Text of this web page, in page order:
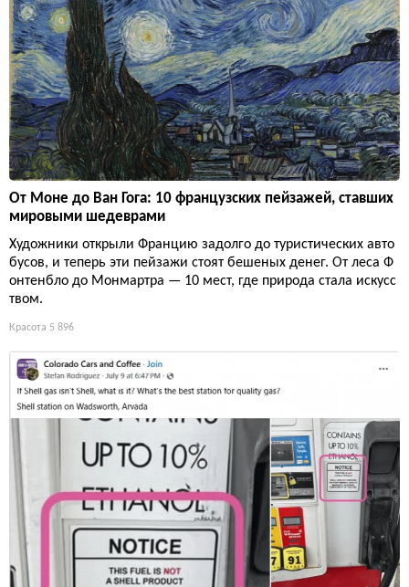
От Моне до Ван Гога: 10 французских пейзажей, ставших
мировыми шедеврами
Художники открыли Францию задолго до туристических авто
бусов, и теперь эти пейзажи стоят бешеных денег. От леса Ф
онтенбло до Монмартра — 10 мест, где природа стала искусс
твом.
Красота 5 896